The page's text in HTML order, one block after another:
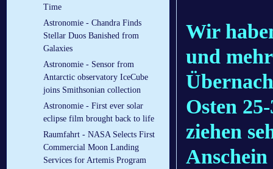
Time
Astronomie - Chandra Finds
Stellar Duos Banished from
Galaxies
Astronomie - Sensor from
Antarctic observatory IceCube
joins Smithsonian collection
Astronomie - First ever solar
eclipse film brought back to life
Raumfahrt - NASA Selects First
Commercial Moon Landing
Services for Artemis Program
Wir
und
Osten
ziehen
Anschein